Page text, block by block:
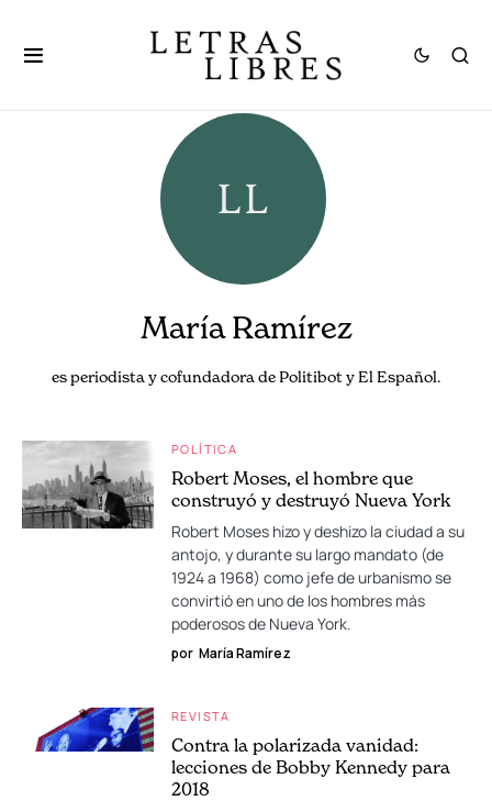
María Ramírez
es periodista y cofundadora de Politibot y El Español.
POLÍTICA
Robert Moses, el hombre que
construyó y destruyó Nueva York
Robert Moses hizo y deshizo la ciudad a su
antojo, y durante su largo mandato (de
1924 a 1968) como jefe de urbanismo se
convirtió en uno de los hombres más
poderosos de Nueva York.
por María Ramírez
REVISTA
Contra la polarizada vanidad:
lecciones de Bobby Kennedy para
2018